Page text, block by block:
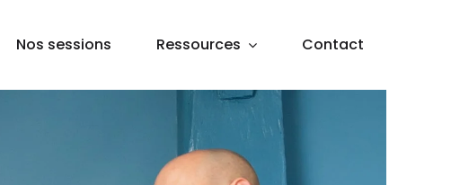
Nos sessions Ressources Contact